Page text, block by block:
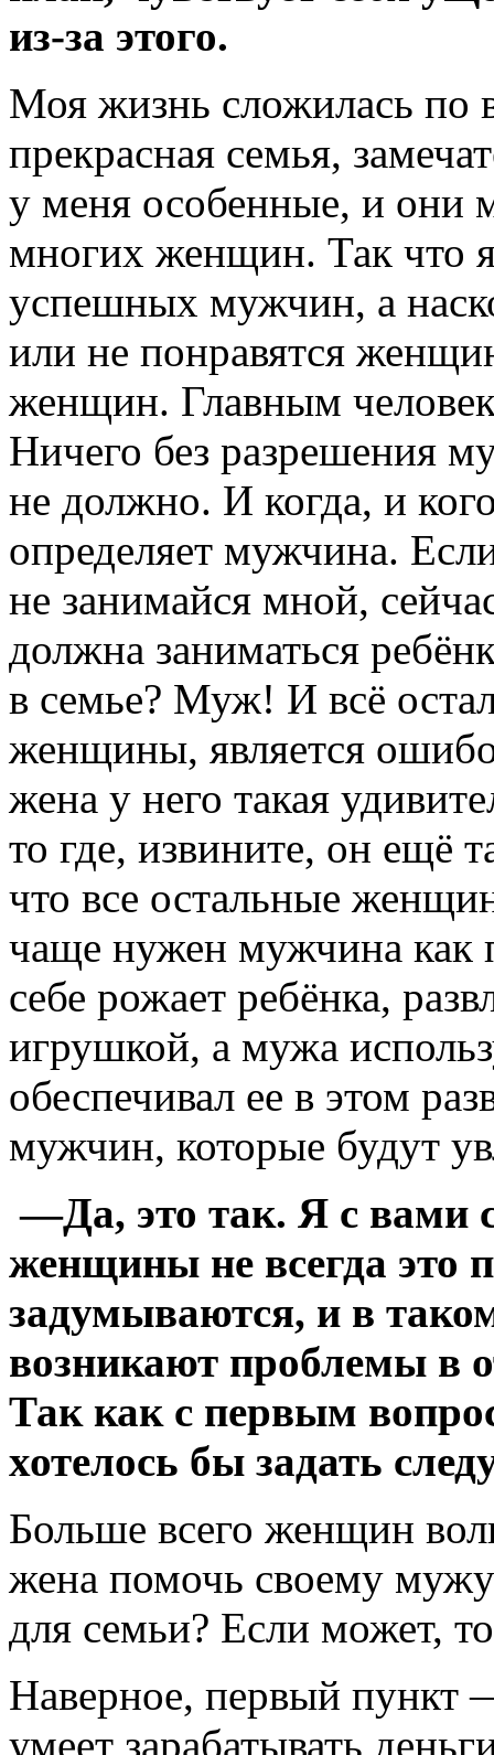
из-за этого.
Моя жизнь сложилась по
прекрасная семья,
у меня особенные, и они
многих женщин. Так что
успешных мужчин, а
или не понравятся
женщин. Главным
Ничего без разрешения
не должно. И когда, и
определяет мужчина.
не занимайся мной,
должна заниматься
в семье? Муж! И всё
женщины, является
жена у него такая
то где, извините, он ещё
что все остальные
чаще нужен мужчина как
себе рожает ребёнка,
игрушкой, а мужа
обеспечивал ее в этом
мужчин, которые будут
—Да, это так. Я с вами
женщины не всегда это
задумываются, и в
возникают проблемы в
Так как с первым
хотелось бы задать
Больше всего женщин
жена помочь своему мужу
для семьи? Если может,
Наверное, первый пункт
умеет зарабатывать